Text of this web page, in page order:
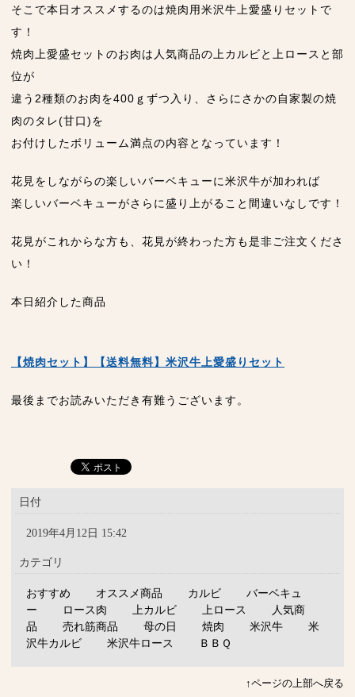
そこで本日オススメするのは焼肉用米沢牛上愛盛りセットで
す！
焼肉上愛盛セットのお肉は人気商品の上カルビと上ロースと部
位が
違う2種類のお肉を400ｇずつ入り、さらにさかの自家製の焼
肉のタレ(甘口)を
お付けしたボリューム満点の内容となっています！
花見をしながらの楽しいバーベキューに米沢牛が加われば
楽しいバーベキューがさらに盛り上がること間違いなしです！
花見がこれからな方も、花見が終わった方も是非ご注文くださ
い！
本日紹介した商品
【焼肉セット】【送料無料】米沢牛上愛盛りセット
最後までお読みいただき有難うございます。
日付
2019年4月12日 15:42
カテゴリ
おすすめ オススメ商品 カルビ
バーベキュ
ー
ロース肉 上カルビ 上ロース
人気商
品
売れ筋商品 母の日 焼肉 米沢牛
米
沢牛カルビ
米沢牛ロース ＢＢＱ
↑ページの上部へ戻る